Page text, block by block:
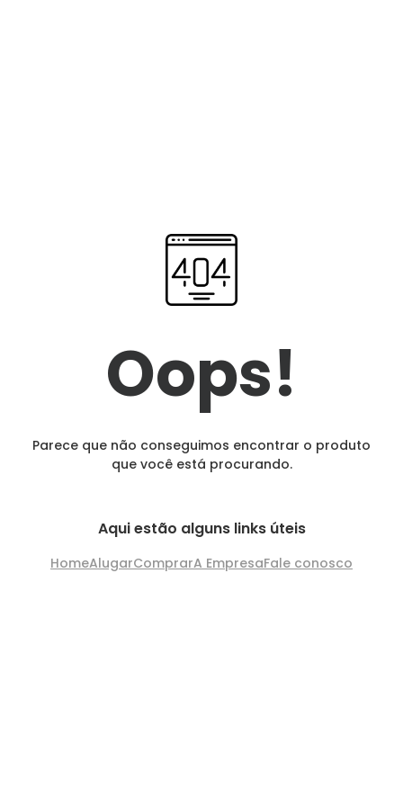
Oops!
Parece que não conseguimos encontrar o produto
que você está procurando.
Aqui estão alguns links úteis
HomeAlugarComprarA EmpresaFale conosco